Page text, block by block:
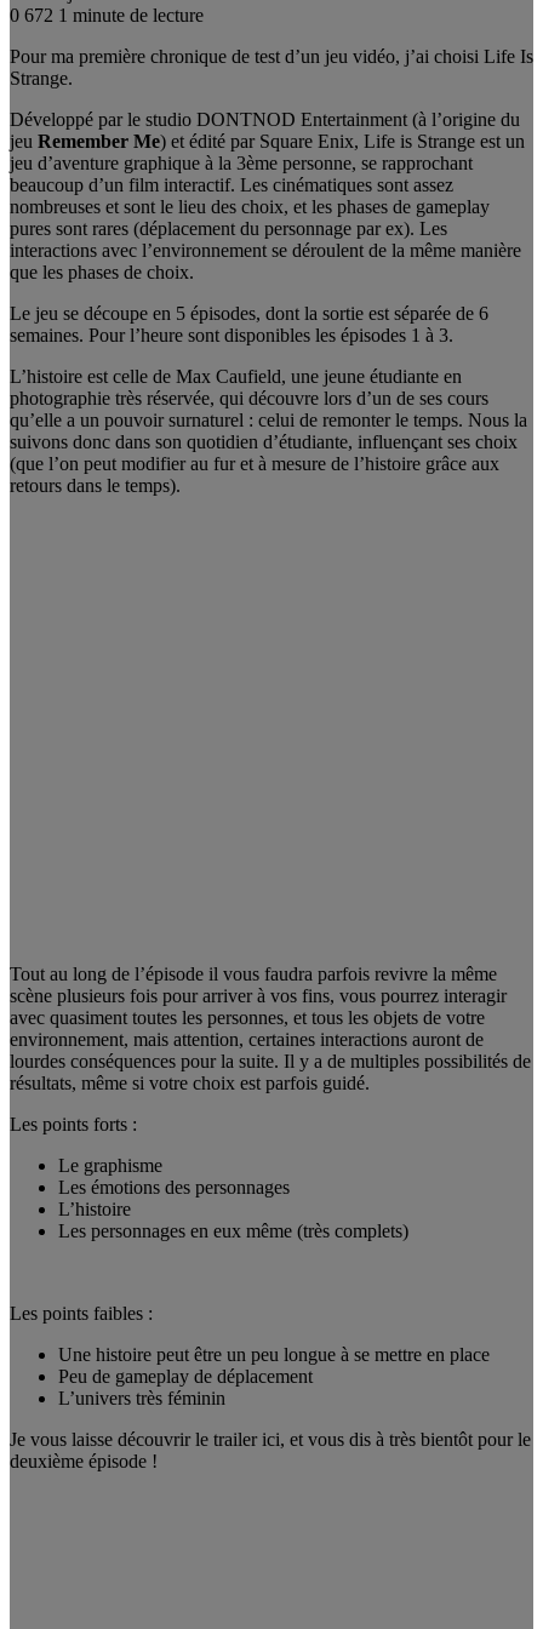
0 672 1 minute de lecture
Pour ma première chronique de test d’un jeu vidéo, j’ai choisi Life Is
Strange.
Développé par le studio DONTNOD Entertainment (à l’origine du
jeu Remember Me) et édité par Square Enix, Life is Strange est un
jeu d’aventure graphique à la 3ème personne, se rapprochant
beaucoup d’un film interactif. Les cinématiques sont assez
nombreuses et sont le lieu des choix, et les phases de gameplay
pures sont rares (déplacement du personnage par ex). Les
interactions avec l’environnement se déroulent de la même manière
que les phases de choix.
Le jeu se découpe en 5 épisodes, dont la sortie est séparée de 6
semaines. Pour l’heure sont disponibles les épisodes 1 à 3.
L’histoire est celle de Max Caufield, une jeune étudiante en
photographie très réservée, qui découvre lors d’un de ses cours
qu’elle a un pouvoir surnaturel : celui de remonter le temps. Nous la
suivons donc dans son quotidien d’étudiante, influençant ses choix
(que l’on peut modifier au fur et à mesure de l’histoire grâce aux
retours dans le temps).
Tout au long de l’épisode il vous faudra parfois revivre la même
scène plusieurs fois pour arriver à vos fins, vous pourrez interagir
avec quasiment toutes les personnes, et tous les objets de votre
environnement, mais attention, certaines interactions auront de
lourdes conséquences pour la suite. Il y a de multiples possibilités de
résultats, même si votre choix est parfois guidé.
Les points forts :
Le graphisme
Les émotions des personnages
L’histoire
Les personnages en eux même (très complets)
Les points faibles :
Une histoire peut être un peu longue à se mettre en place
Peu de gameplay de déplacement
L’univers très féminin
Je vous laisse découvrir le trailer ici, et vous dis à très bientôt pour le
deuxième épisode !